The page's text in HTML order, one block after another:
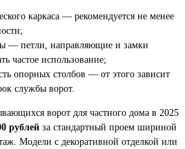
каркаса — рекомендуется не менее
— петли, направляющие и замки
частое использование;
опорных столбов — от этого зависит
службы ворот.
ворот для частного дома в 2025
рублей за стандартный проем шириной
Модели с декоративной отделкой или